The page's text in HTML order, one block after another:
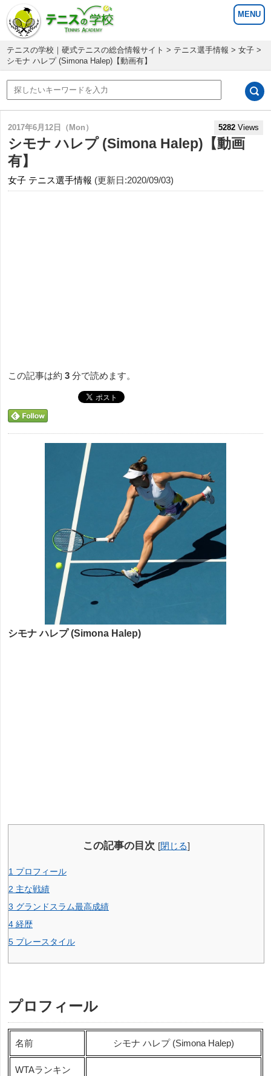
テニスの学校｜硬式テニスの総合情報サイト > テニス選手情報 >女子 >
シモナ ハレプ (Simona Halep)【動画有】
2017年6月12日（Mon） 5282 Views
シモナ ハレプ (Simona Halep)【動画
有】
女子 テニス選手情報 (更新日:2020/09/03)
この記事は約 3 分で読めます。
シモナ ハレプ (Simona Halep)
この記事の目次 [閉じる]
1 プロフィール
2 主な戦績
3 グランドスラム最高成績
4 経歴
5 プレースタイル
プロフィール
名前 シモナ ハレプ (Simona Halep)
WTAランキン